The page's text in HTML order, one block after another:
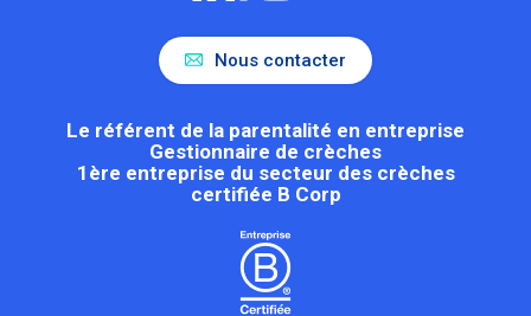
Nous contacter
Le référent de la parentalité en entreprise
Gestionnaire de crèches
1ère entreprise du secteur des crèches
certifiée B Corp